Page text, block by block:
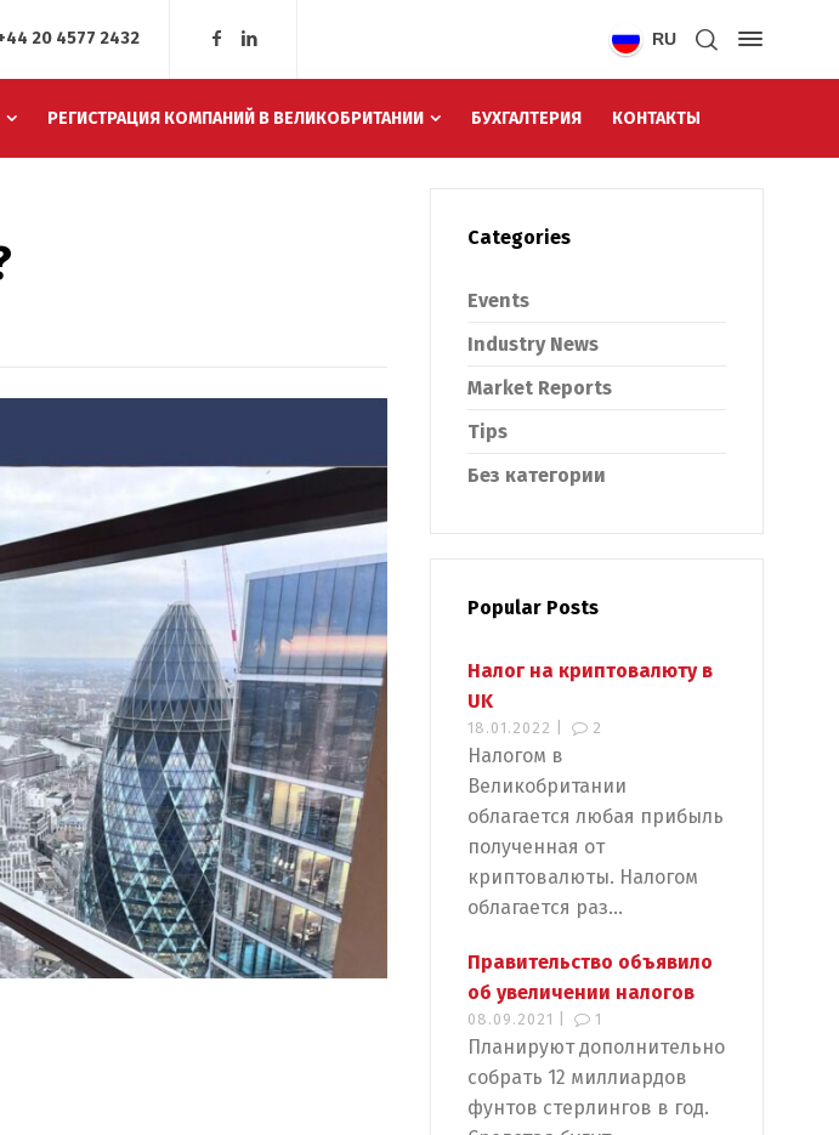
20 4577 2432 RU
РЕГИСТРАЦИЯ КОМПАНИЙ В ВЕЛИКОБРИТАНИИ БУХГАЛТЕРИЯ КОНТАКТЫ
Categories
Events
Industry News
Market Reports
Tips
Без категории
Popular Posts
Налог на криптовалюту в
UK
18.01.2022 | 2
Налогом в
Великобритании
облагается любая прибыль
полученная от
криптовалюты. Налогом
облагается раз...
Правительство объявило
об увеличении налогов
08.09.2021 | 1
Планируют дополнительно
собрать 12 миллиардов
фунтов стерлингов в год.